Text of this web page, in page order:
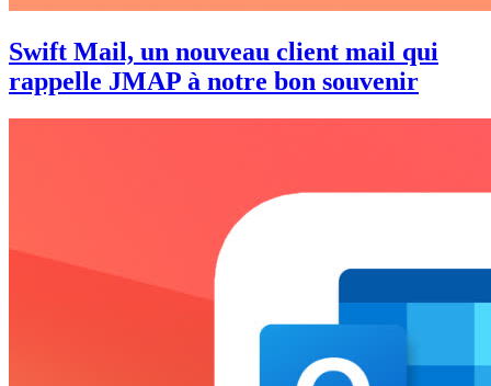
Swift Mail, un nouveau client mail qui
rappelle JMAP à notre bon souvenir